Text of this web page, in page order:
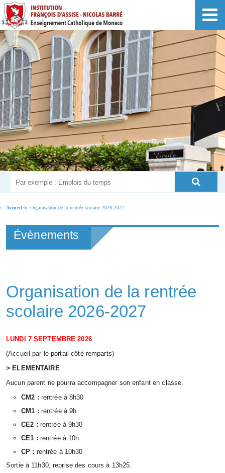
Accueil > Organisation de la rentrée scolaire 2026-2027
Évènements
Organisation de la rentrée
scolaire 2026-2027
LUNDI 7 SEPTEMBRE 2026
(Accueil par le portail côté remparts)
> ELEMENTAIRE
Aucun parent ne pourra accompagner son enfant en classe.
CM2 : rentrée à 8h30
CM1 : rentrée à 9h
CE2 : rentrée à 9h30
CE1 : rentrée à 10h
CP : rentrée à 10h30
Sortie à 11h30, reprise des cours à 13h25.